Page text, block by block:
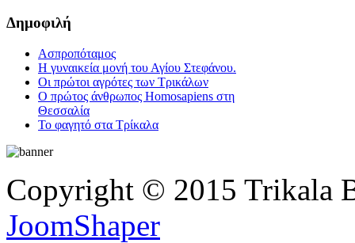
Δημοφιλή
Ασπροπόταμος
Η γυναικεία μονή του Αγίου Στεφάνου.
Οι πρώτοι αγρότες των Τρικάλων
Ο πρώτος άνθρωπος Homosapiens στη
Θεσσαλία
Το φαγητό στα Τρίκαλα
Copyright © 2015 Trikala
JoomShaper